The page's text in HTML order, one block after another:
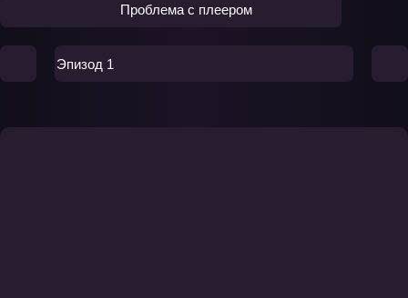
Проблема с плеером
Эпизод 1